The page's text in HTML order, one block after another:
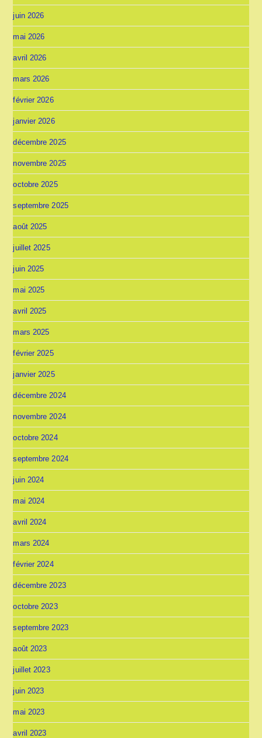
juin 2026
mai 2026
avril 2026
mars 2026
février 2026
janvier 2026
décembre 2025
novembre 2025
octobre 2025
septembre 2025
août 2025
juillet 2025
juin 2025
mai 2025
avril 2025
mars 2025
février 2025
janvier 2025
décembre 2024
novembre 2024
octobre 2024
septembre 2024
juin 2024
mai 2024
avril 2024
mars 2024
février 2024
décembre 2023
octobre 2023
septembre 2023
août 2023
juillet 2023
juin 2023
mai 2023
avril 2023